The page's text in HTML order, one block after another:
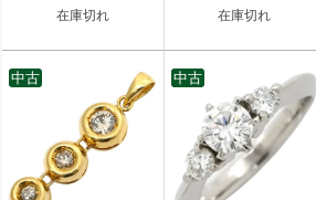
在庫切れ 在庫切れ
中古 中古